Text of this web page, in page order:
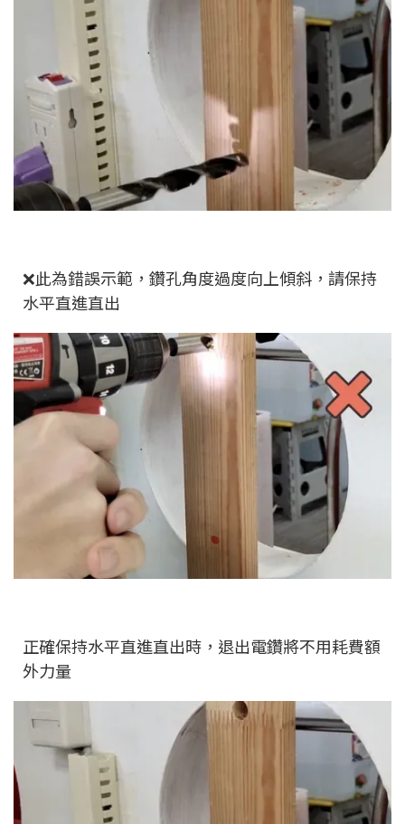
❌此為錯誤示範，鑽孔角度過度向上傾斜，請保持
水平直進直出
正確保持水平直進直出時，退出電鑽將不用耗費額
外力量